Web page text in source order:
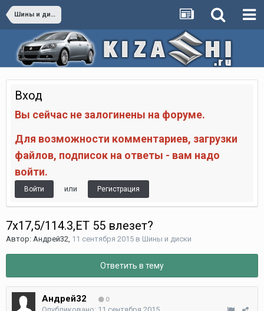
Шины и диски
Вход
Вы сейчас не залогинены на форуме.
Для возможности комментариев, загрузки
файлов, подписок на ответы - вам надо
войти.
Войти или Регистрация
7x17,5/114.3,ET 55 влезет?
Автор: Андрей32, 11 сентября 2015 в Шины и диски
Ответить в тему
Андрей32 0